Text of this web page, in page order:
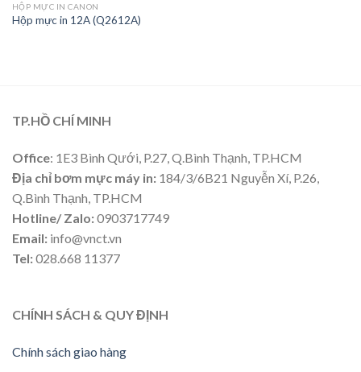
HỘP MỰC IN CANON
Hộp mực in 12A (Q2612A)
TP.HỒ CHÍ MINH
Office: 1E3 Bình Qưới, P.27, Q.Bình Thạnh, TP.HCM
Địa chỉ bơm mực máy in: 184/3/6B21 Nguyễn Xí, P.26,
Q.Bình Thạnh, TP.HCM
Hotline/ Zalo:0903717749
Email: info@vnct.vn
Tel:028.668 11377
CHÍNH SÁCH & QUY ĐỊNH
Chính sách giao hàng